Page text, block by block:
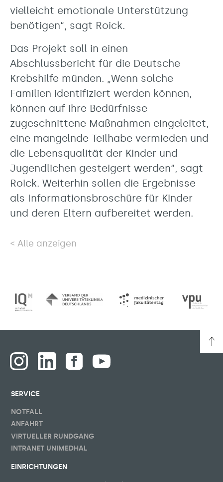
vielleicht emotionale Unterstützung
benötigen“, sagt Roick.
Das Projekt soll in einen
Abschlussbericht für die Deutsche
Krebshilfe münden. „Wenn solche
Familien identifiziert werden können,
können auf ihre Bedürfnisse
zugeschnittene Maßnahmen eingeleitet,
eine mangelnde Teilhabe vermieden und
die Lebensqualität der Kinder und
Jugendlichen gesteigert werden“, sagt
Roick. Weiterhin sollen die Ergebnisse
als Informationsbroschüre für Kinder
und deren Eltern aufbereitet werden.
Alle anzeigen
SERVICE
NOTFALL
ANFAHRT
VIRTUELLER RUNDGANG
INTRANET UNIMEDHAL
EINRICHTUNGEN